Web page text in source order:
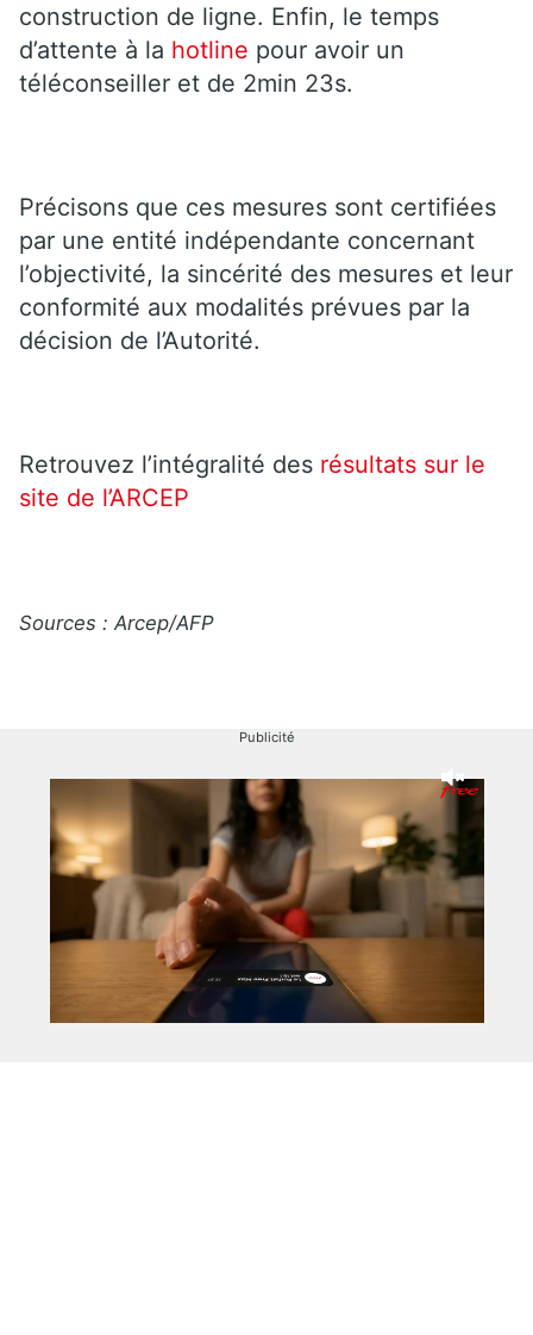
construction de ligne. Enfin, le temps
d’attente à la hotline pour avoir un
téléconseiller et de 2min 23s.
Précisons que ces mesures sont certifiées
par une entité indépendante concernant
l’objectivité, la sincérité des mesures et leur
conformité aux modalités prévues par la
décision de l’Autorité.
Retrouvez l’intégralité des résultats sur le
site de l’ARCEP
Sources : Arcep/AFP
Publicité